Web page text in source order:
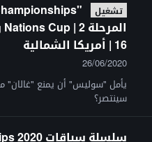
تشغيل
16 | أمريكا الشمالية
26/06/2020
يأمل "سوليس" أن يمنع "غالان"
سينتصر؟